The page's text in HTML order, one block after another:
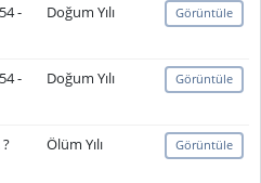
-
Doğum Yılı Görüntüle
-
Doğum Yılı Görüntüle
Ölüm Yılı Görüntüle